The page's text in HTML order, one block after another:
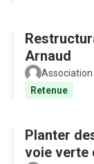
Arnaud
Retenue
Planter
voie verte